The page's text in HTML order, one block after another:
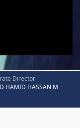
Director
HAMID HASSAN M